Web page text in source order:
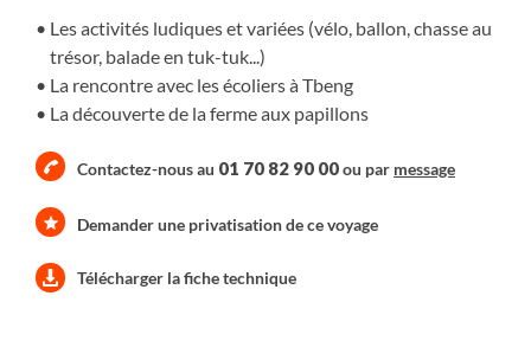
Les activités ludiques et variées (vélo, ballon, chasse au
trésor, balade en tuk-tuk...)
La rencontre avec les écoliers à Tbeng
La découverte de la ferme aux papillons
Contactez-nous au 01 70 82 90 00ou par message
Demander une privatisation de ce voyage
Télécharger la fiche technique